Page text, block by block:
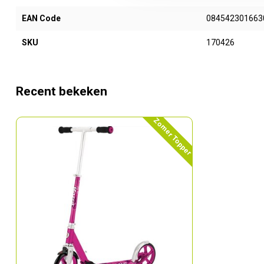
EAN Code
SKU 170426
Recent bekeken
Zomer Topper